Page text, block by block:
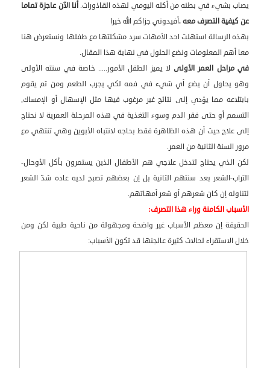
يصاب بشيء في بطنه من أكله اليومي لهذه القاذورات.أنا الآن عاجزة تماما
عن كيفية التصرف معه .أفيدوني جزاكم الله خيرا
بهذه الرسالة استهلت احد الأمهات سرد مشكلتها مع طفلها ونستعرض هنا
معا أهم المعلومات ونضع الحلول في نهاية هذا المقال.
في مراحل العمر الأولىلا يميز الطفل الأمور..... خاصة في سنته الأولى
وهو يحاول أن يضع أي شيء في فمه لكي يجرب الطعم ومن ثم يقوم
بابتلاعه مما يؤدي إلى نتائج غير مرغوب فيها مثل الإسهال أو الإمساك,
التسمم أو حتى فقر الدم وسوء التغذية في هذه المرحلة العمرية لا نحتاج
إلى علاج حيث أن هذه الظاهرة فقط بحاجه لانتباه الأبوين وهي تنتهي مع
مرور السنة الثانية من العمر.
لكن الذي يحتاج لتدخل علاجي هم الأطفال الذين يستمرون بأكل الأوحال-
التراب-الشعر بعد سنتهم الثانية بل إن بعضهم تصبح لديه عاده شدّ الشعر
لتناوله إن كان شعرهم أو شعر أمهاتهم.
الأسباب الكامنة وراء هذا التصرف:
الحقيقة إن معظم الأسباب غير واضحة ومجهولة من ناحية طبية لكن ومن
خلال الاستقراء لحالات كثيرة عالجنها قد تكون الأسباب: